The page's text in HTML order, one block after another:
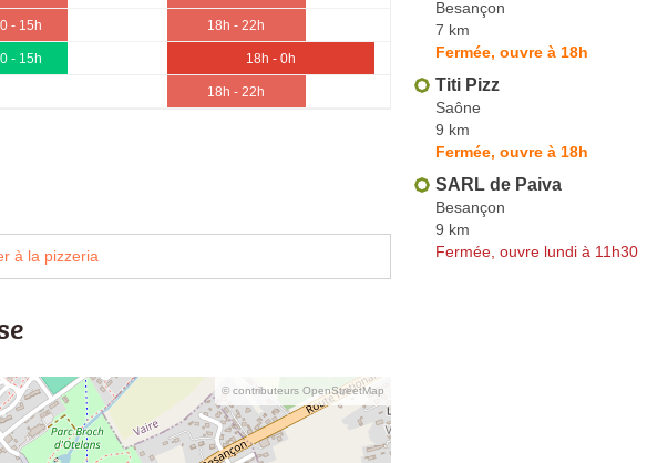
- 15h 18h - 22h
- 15h 18h - 0h
18h - 22h
à la pizzeria
© contributeurs OpenStreetMap
Besançon
7 km
Fermée, ouvre à 18h
Titi Pizz
Saône
9 km
Fermée, ouvre à 18h
SARL de Paiva
Besançon
9 km
Fermée, ouvre lundi à 11h30